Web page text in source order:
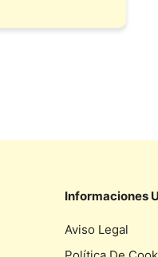
Informaciones
Aviso Legal